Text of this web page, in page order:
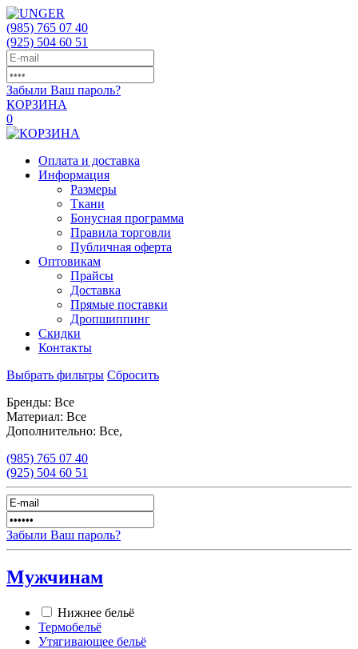
(985) 765 07 40
(925) 504 60 51
Забыли Ваш пароль?
КОРЗИНА
0
Оплата и доставка
Информация
Размеры
Ткани
Бонусная программа
Правила торговли
Публичная оферта
Оптовикам
Прайсы
Доставка
Прямые поставки
Дропшиппинг
Скидки
Контакты
Выбрать фильтры Сбросить
Бренды: Все
Материал: Все
Дополнительно: Все,
(985) 765 07 40
(925) 504 60 51
Забыли Ваш пароль?
Мужчинам
Нижнее бельё
Термобельё
Утягивающее бельё